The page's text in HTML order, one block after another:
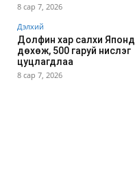
8 сар 7, 2026
Дэлхий
Долфин хар салхи Японд
дөхөж, 500 гаруй нислэг
цуцлагдлаа
8 сар 7, 2026